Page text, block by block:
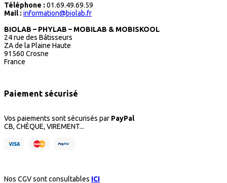
Téléphone : 01.69.49.69.59
Mail : information@biolab.fr
BIOLAB – PHYLAB – MOBILAB & MOBISKOOL
24 rue des Bâtisseurs
ZA de la Plaine Haute
91560 Crosne
France
Paiement sécurisé
Vos paiements sont sécurisés par PayPal
CB, CHÈQUE, VIREMENT...
Nos CGV sont consultables ICI